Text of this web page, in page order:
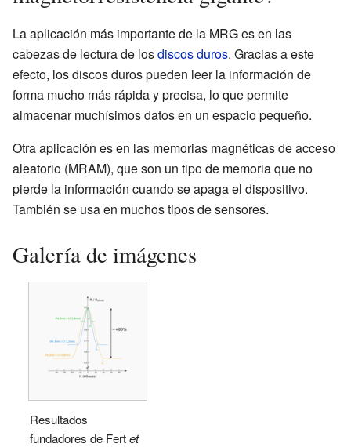
La aplicación más importante de la MRG es en las
cabezas de lectura de losdiscos duros. Gracias a este
efecto, los discos duros pueden leer la información de
forma mucho más rápida y precisa, lo que permite
almacenar muchísimos datos en un espacio pequeño.
Otra aplicación es en las memorias magnéticas de acceso
aleatorio (MRAM), que son un tipo de memoria que no
pierde la información cuando se apaga el dispositivo.
También se usa en muchos tipos de sensores.
Galería de imágenes
Resultados
fundadores de Fertet